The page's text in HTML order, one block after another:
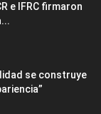
e IFRC firmaron
se construye